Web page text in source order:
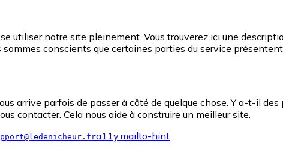
utiliser notre site pleinement. Vous trouverez ici une
conscients que certaines parties du service
arrive parfois de passer à côté de quelque chose. Y a-t-il
contacter. Cela nous aide à construire un meilleur site.
a11y.mailto-hint